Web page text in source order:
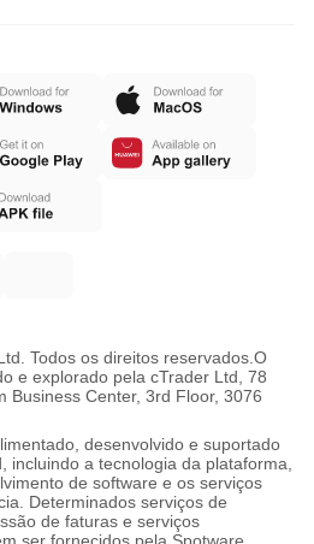
Todos os direitos reservados. O
e explorado pela cTrader Ltd, 78
Business Center, 3rd Floor, 3076
desenvolvido e suportado
incluindo a tecnologia da plataforma,
de software e os serviços
Determinados serviços de
de faturas e serviços